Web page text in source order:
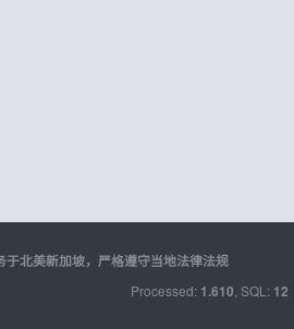
于北美新加坡，严格遵守当地法律法规
Processed: 1.610 , SQL: 12